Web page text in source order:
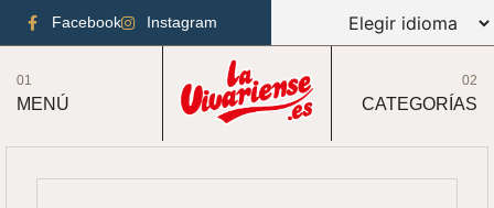
Facebook Instagram
01
MENÚ
02
CATEGORÍAS